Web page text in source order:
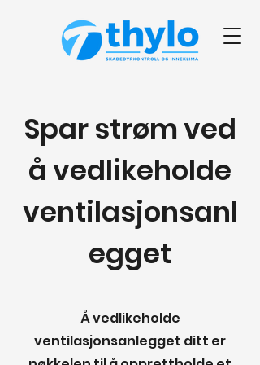
Spar strøm ved
å vedlikeholde
ventilasjonsanl
egget
Å vedlikeholde
ventilasjonsanlegget ditt er